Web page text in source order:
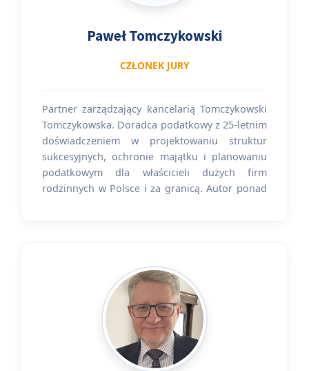
Paweł Tomczykowski
CZŁONEK JURY
Partner zarządzający kancelarią Tomczykowski
Tomczykowska. Doradca podatkowy z 25-letnim
doświadczeniem w projektowaniu struktur
sukcesyjnych, ochronie majątku i planowaniu
podatkowym dla właścicieli dużych firm
rodzinnych w Polsce i za granicą. Autor ponad
rekomendowany m.in. przez Rzeczpospolitą,
Dziennik Gazetę Prawną oraz Chambers (HNW,
kategoria Private Wealth Law).